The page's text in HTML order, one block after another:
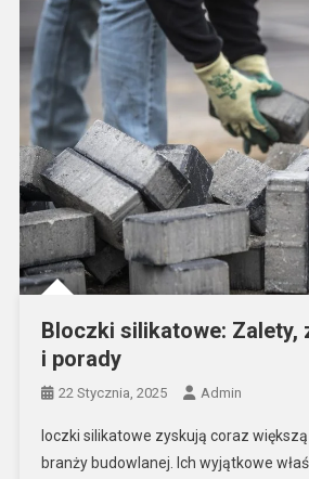
Bloczki silikatowe: Zalety,
i porady
22 Stycznia, 2025 Admin
loczki silikatowe zyskują coraz
branży budowlanej. Ich wyjątkowe